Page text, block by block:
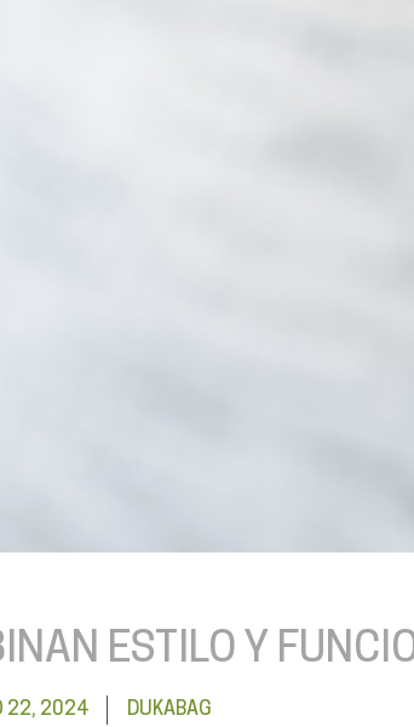
ESTILO Y
22, 2024 DUKABAG